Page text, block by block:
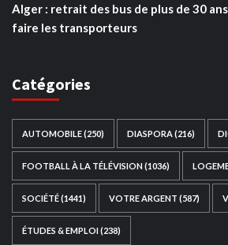
Alger : retrait des bus de plus de 30
faire les transporteurs
Catégories
AUTOMOBILE(250) DIASPORA (216)
FOOTBALL À LA TÉLÉVISION(1036)
SOCIÉTÉ(1441) VOTRE ARGENT (587)
ÉTUDES & EMPLOI(238)